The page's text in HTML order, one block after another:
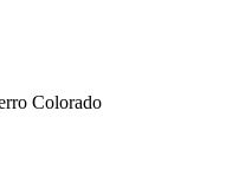
Colorado